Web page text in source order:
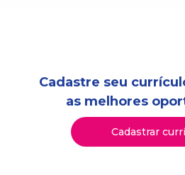
Cadastre seu
as melhores
Cadastrar